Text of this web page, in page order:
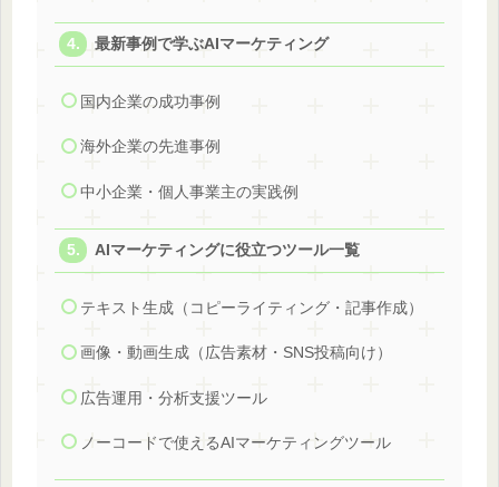
最新事例で学ぶAIマーケティング
国内企業の成功事例
海外企業の先進事例
中小企業・個人事業主の実践例
AIマーケティングに役立つツール一覧
テキスト生成（コピーライティング・記事作成）
画像・動画生成（広告素材・SNS投稿向け）
広告運用・分析支援ツール
ノーコードで使えるAIマーケティングツール